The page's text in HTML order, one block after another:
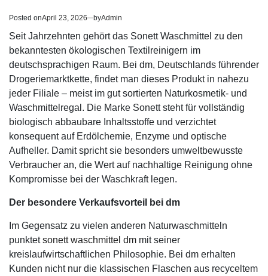
Posted onApril 23, 2026 byAdmin
Seit Jahrzehnten gehört das Sonett Waschmittel zu den
bekanntesten ökologischen Textilreinigern im
deutschsprachigen Raum. Bei dm, Deutschlands führender
Drogeriemarktkette, findet man dieses Produkt in nahezu
jeder Filiale – meist im gut sortierten Naturkosmetik- und
Waschmittelregal. Die Marke Sonett steht für vollständig
biologisch abbaubare Inhaltsstoffe und verzichtet
konsequent auf Erdölchemie, Enzyme und optische
Aufheller. Damit spricht sie besonders umweltbewusste
Verbraucher an, die Wert auf nachhaltige Reinigung ohne
Kompromisse bei der Waschkraft legen.
Der besondere Verkaufsvorteil bei dm
Im Gegensatz zu vielen anderen Naturwaschmitteln
punktetsonett waschmittel dm mit seiner
kreislaufwirtschaftlichen Philosophie. Bei dm erhalten
Kunden nicht nur die klassischen Flaschen aus recyceltem